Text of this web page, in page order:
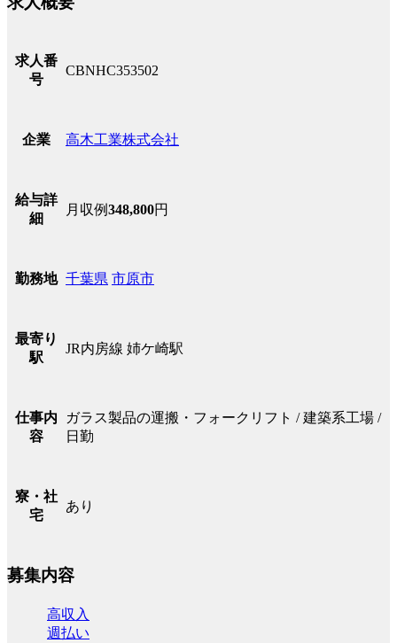
求人番
号
CBNHC353502
企業 高木工業株式会社
給与詳
細
月収例348,800円
勤務地 千葉県 市原市
最寄り
駅
JR内房線 姉ケ崎駅
仕事内
容
ガラス製品の運搬・フォークリフト / 建築系工場 /
日勤
寮・社
宅
あり
募集内容
高収入
週払い